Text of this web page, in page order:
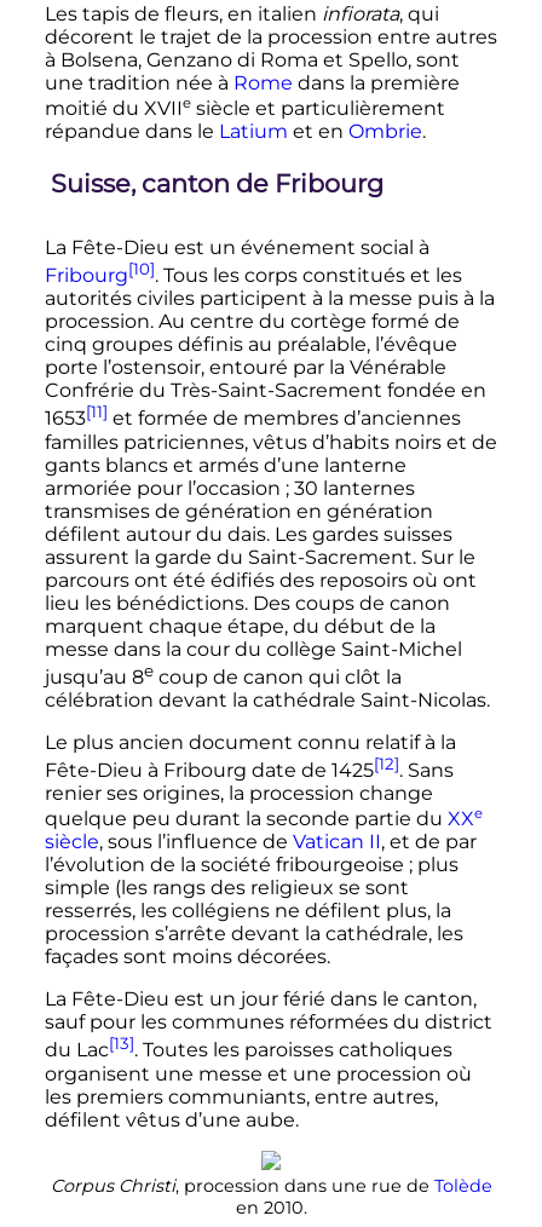
Les tapis de fleurs, en italien infiorata, qui
décorent le trajet de la procession entre autres
à Bolsena, Genzano di Roma et Spello, sont
une tradition née à Rome dans la première
moitié du XVIIe siècle et particulièrement
répandue dans le Latium et en Ombrie.
Suisse, canton de Fribourg
La Fête-Dieu est un événement social à
Fribourg[10]. Tous les corps constitués et les
autorités civiles participent à la messe puis à la
procession. Au centre du cortège formé de
cinq groupes définis au préalable, l’évêque
porte l’ostensoir, entouré par la Vénérable
Confrérie du Très-Saint-Sacrement fondée en
1653[11] et formée de membres d’anciennes
familles patriciennes, vêtus d’habits noirs et de
gants blancs et armés d’une lanterne
armoriée pour l’occasion ; 30 lanternes
transmises de génération en génération
défilent autour du dais. Les gardes suisses
assurent la garde du Saint-Sacrement. Sur le
parcours ont été édifiés des reposoirs où ont
lieu les bénédictions. Des coups de canon
marquent chaque étape, du début de la
messe dans la cour du collège Saint-Michel
jusqu’au 8ecoup de canon qui clôt la
célébration devant la cathédrale Saint-Nicolas.
Le plus ancien document connu relatif à la
Fête-Dieu à Fribourg date de 1425[12]. Sans
renier ses origines, la procession change
quelque peu durant la seconde partie du XXe
siècle, sous l’influence de Vatican II, et de par
l’évolution de la société fribourgeoise ; plus
simple (les rangs des religieux se sont
resserrés, les collégiens ne défilent plus, la
procession s’arrête devant la cathédrale, les
façades sont moins décorées.
La Fête-Dieu est un jour férié dans le canton,
sauf pour les communes réformées du district
du Lac[13]. Toutes les paroisses catholiques
organisent une messe et une procession où
les premiers communiants, entre autres,
défilent vêtus d’une aube.
Corpus Christi, procession dans une rue de Tolède
en 2010.